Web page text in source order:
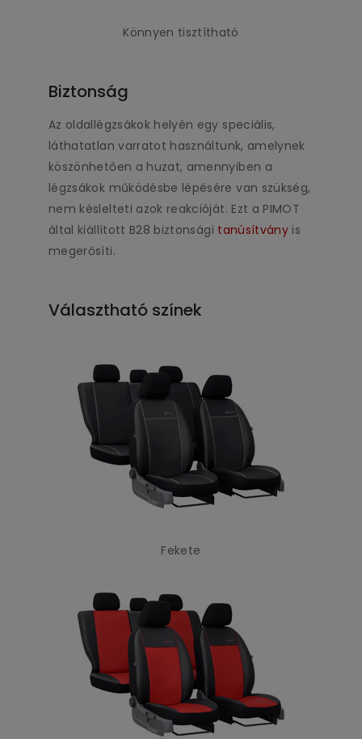
Könnyen tisztítható
Biztonság
Az oldallégzsákok helyén egy speciális,
láthatatlan varratot használtunk, amelynek
köszönhetően a huzat, amennyiben a
légzsákok működésbe lépésére van szükség,
nem késlelteti azok reakcióját. Ezt a PIMOT
által kiállított B28 biztonsági tanúsítvány is
megerősíti.
Választható színek
Fekete